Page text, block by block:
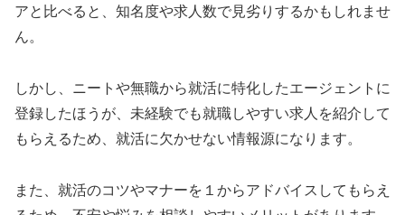
アと比べると、知名度や求人数で見劣りするかもしれませ
ん。
しかし、ニートや無職から就活に特化したエージェントに
登録したほうが、 未経験でも就職しやすい求人を紹介して
もらえるため、就活に欠かせない情報源になります。
また、就活のコツやマナーを１からアドバイスしてもらえ